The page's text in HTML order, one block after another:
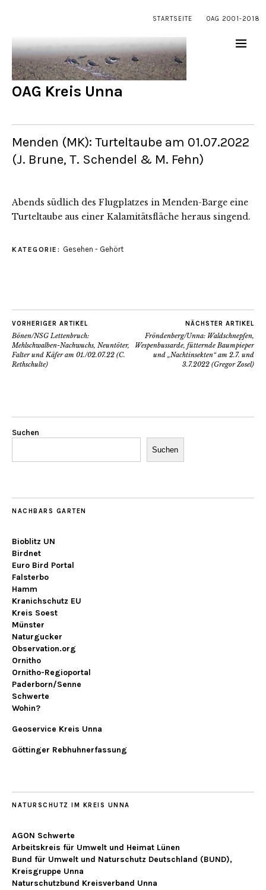
STARTSEITE OAG 2001-2018
OAG Kreis Unna
Menden (MK): Turteltaube am 01.07.2022
(J. Brune, T. Schendel & M. Fehn)
Abends südlich des Flugplatzes in Menden-Barge eine
Turteltaube aus einer Kalamitätsfläche heraus singend.
KATEGORIE: Gesehen - Gehört
VORHERIGER ARTIKEL
Bönen/NSG Lettenbruch:
Mehlschwalben-Nachwuchs, Neuntöter,
Falter und Käfer am 01./02.07.22 (C.
Rethschulte)
NÄCHSTER ARTIKEL
Fröndenberg/Unna: Waldschnepfen,
Wespenbussarde, fütternde Baumpieper
und „Nachtinsekten“ am 2.7. und
3.7.2022 (Gregor Zosel)
Suchen
Suchen
NACHBARS GARTEN
Bioblitz UN
Birdnet
Euro Bird Portal
Falsterbo
Hamm
Kranichschutz EU
Kreis Soest
Münster
Naturgucker
Observation.org
Ornitho
Ornitho-Regioportal
Paderborn/Senne
Schwerte
Wohin?
Geoservice Kreis Unna
Göttinger Rebhuhnerfassung
NATURSCHUTZ IM KREIS UNNA
AGON Schwerte
Arbeitskreis für Umwelt und Heimat Lünen
Bund für Umwelt und Naturschutz Deutschland (BUND),
Kreisgruppe Unna
Naturschutzbund Kreisverband Unna